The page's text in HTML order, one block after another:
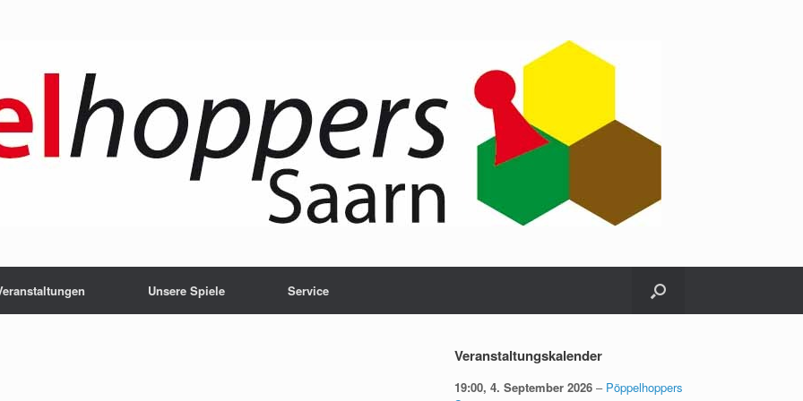
Unsere Spiele Service
Veranstaltungskalender
19:00,4. September 2026 – Pöppelhoppers